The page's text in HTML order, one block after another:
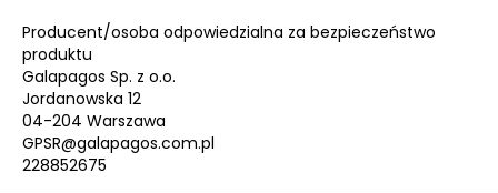
Producent/osoba odpowiedzialna za bezpieczeństwo
produktu
Galapagos Sp. z o.o.
Jordanowska 12
04-204 Warszawa
GPSR@galapagos.com.pl
228852675